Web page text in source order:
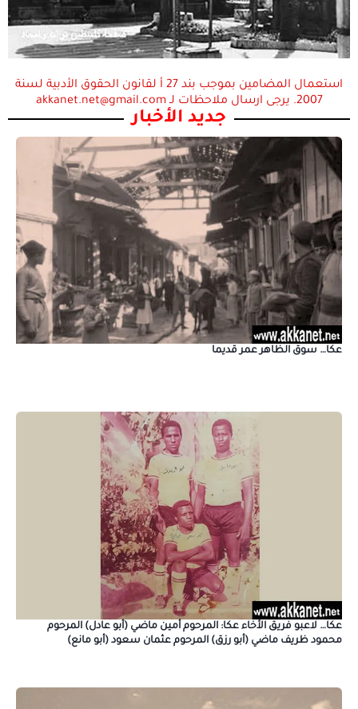
استعمال المضامين بموجب بند 27 أ لقانون الحقوق الأدبية لسنة
2007. يرجى ارسال ملاحظات لـ akkanet.net@gmail.com
جديد الأخبار
عكا… سوق الظاهر عمر قديما
عكا… لاعبو فريق الأخاء عكا: المرحوم أمين ماضي (أبو عادل) المرحوم
محمود ظريف ماضي (أبو رزق) المرحوم عثمان سعود (أبو مانع)